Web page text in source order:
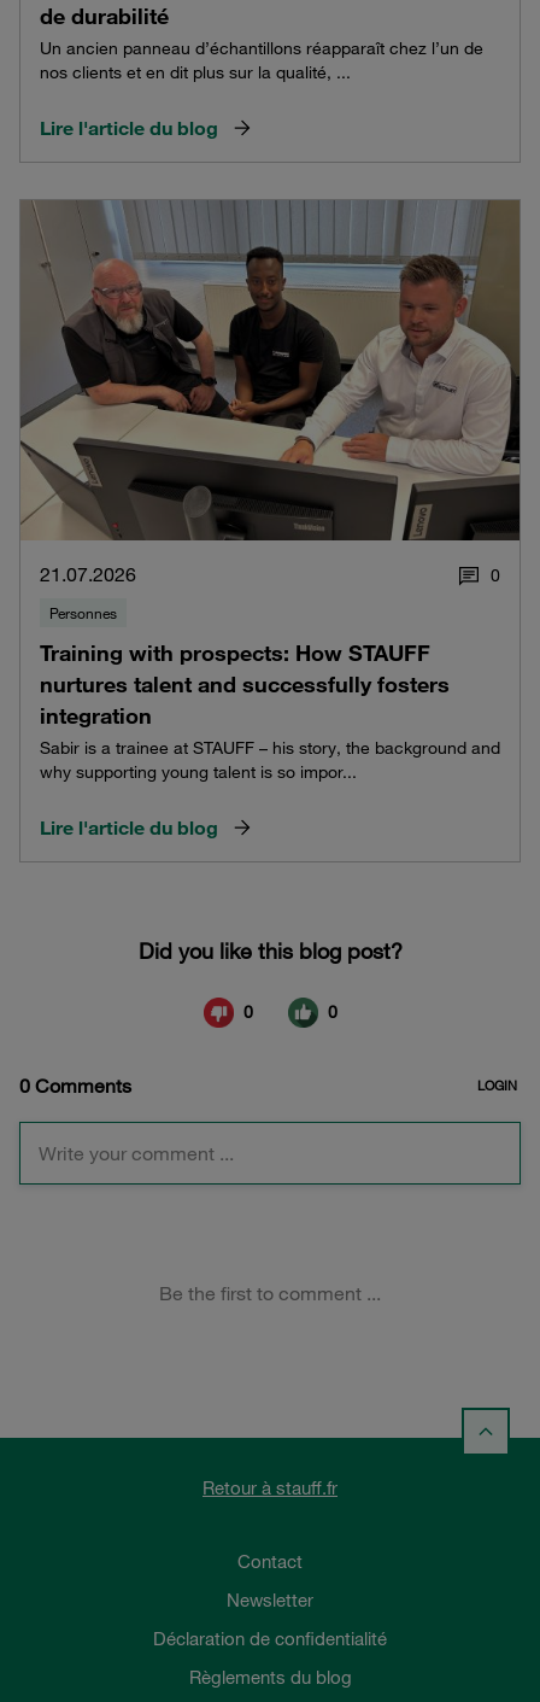
de durabilité
Un ancien panneau d’échantillons réapparaît chez l’un de
nos clients et en dit plus sur la qualité, ...
Lire l'article du blog
21.07.2026 0
Personnes
Training with prospects: How STAUFF
nurtures talent and successfully fosters
integration
Sabir is a trainee at STAUFF – his story, the background and
why supporting young talent is so impor...
Lire l'article du blog
Retour à stauff.fr
Contact
Newsletter
Déclaration de confidentialité
Règlements du blog